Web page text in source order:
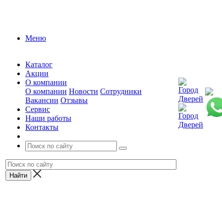
Меню
Каталог
Акции
О компании
О компании Новости Сотрудники
Вакансии Отзывы
Сервис
Наши работы
Контакты